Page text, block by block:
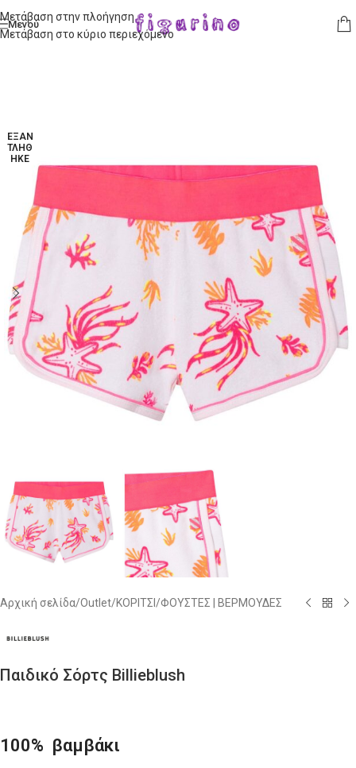
Μετάβαση στην πλοήγηση
Μετάβαση στο κύριο περιεχόμενο
Μενού
ΕΞΑΝ
ΤΛΉΘ
ΗΚΕ
Αρχική σελίδα/Outlet/ΚΟΡΙΤΣΙ /ΦΟΥΣΤΕΣ | ΒΕΡΜΟΥΔΕΣ
Παιδικό Σόρτς Billieblush
100% βαμβάκι